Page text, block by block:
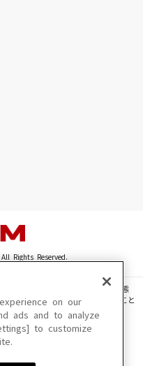
Rights Reserved.
写真・動画・音声等を、手段や形態
複製、転載、ファイル化などすること
けない場合があります。
なる場合があります。
on our
ads and to analyze
to customize